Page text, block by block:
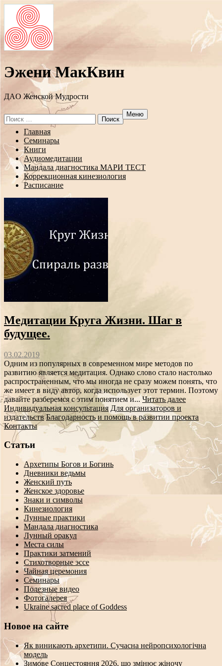
Эжени МакКвин
ДAO Женской Мудрости
Search
for:
Меню
Перейти
содержанию
Главная
Семинары
Книги
Аудиомедитации
Мандала диагностика МАРИ ТЕСТ
Коррекционная кинезиология
Расписание
Медитации Круга Жизни. Шаг в
будущее.
03.02.2019
Одним из популярных в современном мире методов по
развитию является медитация. Однако слово стало настолько
распространенным, что мы иногда не сразу можем понять, что
же имеет в виду автор, когда использует этот термин. Поэтому
давайте разберемся с этим понятием и...Читать далее
Индивидуальная консультация Для организаторов и
издательств Благодарность и помощь в развитии проекта
Контакты
Статьи
Архетипы Богов и Богинь
Дневники ведьмы
Женский путь
Женское здоровье
Знаки и символы
Кинезиология
Лунные практики
Мандала диагностика
Лунный оракул
Места силы
Практики затмений
Стихотворные эссе
Чайная церемония
Семинары
Полезные видео
Фотогалерея
Ukraine sacred place of Goddess
Новое на сайте
Як виникають архетипи. Сучасна нейропсихологічна
модель
Зимове Сонцестояння 2026, що змінює жіночу